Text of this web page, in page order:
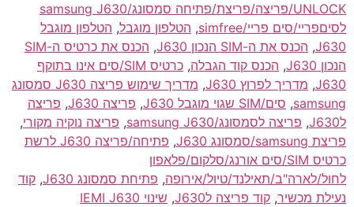
UNLOCK/פריצה/פריצת/פתיחה סמסונג/samsung J630
לסיםפריי/סים פריי/simfree
, הטלפון מוגבל, הטלפון מוגבל
J630
, הכנס את ה-SIM הנכון J630 ,
הכנס את כרטיס ה-SIM
הנכון J630
, הכנס קוד הגבלה,
כרטיס SIM/סים אינו בתוקף
J630
, מדריך לפרוץ J630 ,
מדריך שימוש פריצה J630 סמסונג
samsung
, סים/SIM שגוי מוגבל J630 , פריצה J630 , פריצה
לJ630
, פריצה לסמסונג/samsung J630 , פריצה נוקיה מקורי,
פריצת samsung/סמסונג J630
,
פתיחה/פריצה J630 לרשת
כרטיס SIM/סים אורנג/סלקום/פלאפון
לחול/לארה"ב/תאילנד/טיול/אירופה, פתיחת סמסונג J630 , קוד
נעילת מכשיר, קוד פריצה לJ630 , שינוי IEMI J630